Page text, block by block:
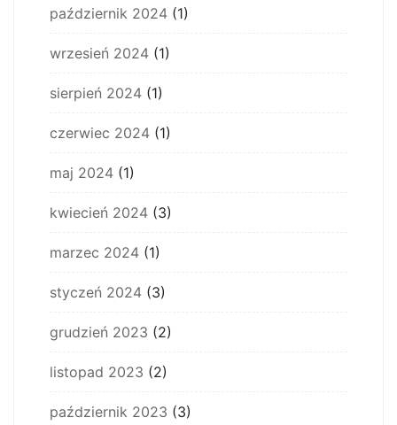
październik 2024 (1)
wrzesień 2024 (1)
sierpień 2024 (1)
czerwiec 2024 (1)
maj 2024 (1)
kwiecień 2024 (3)
marzec 2024 (1)
styczeń 2024 (3)
grudzień 2023 (2)
listopad 2023 (2)
październik 2023 (3)